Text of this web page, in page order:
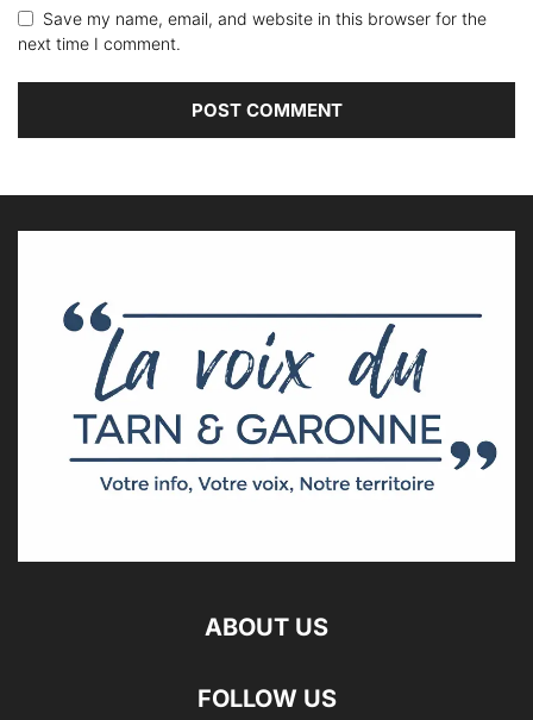
Save my name, email, and website in this browser for the
next time I comment.
ABOUT US
FOLLOW US